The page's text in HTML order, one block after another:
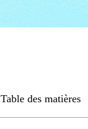
Table des matières